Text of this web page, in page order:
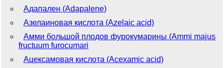
Адапален (Adapalene)
Азелаиновая кислота (Azelaic acid)
Амми большой плодов фурокумарины (Ammi majus
fructuum furocumari
Ацексамовая кислота (Acexamic acid)